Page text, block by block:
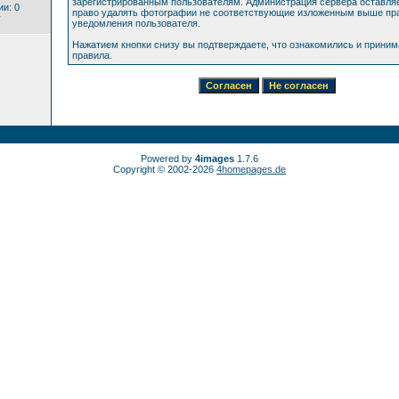
0
право удалять фотографии не соответствующие изложенным выше
уведомления пользователя.
Нажатием кнопки снизу вы подтверждаете, что ознакомились и
правила.
Powered by 4images 1.7.6
Copyright © 2002-2026 4homepages.de